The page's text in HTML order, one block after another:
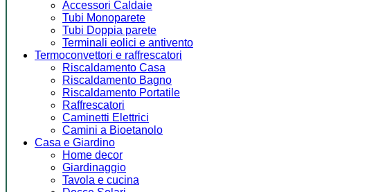
Accessori Caldaie
Tubi Monoparete
Tubi Doppia parete
Terminali eolici e antivento
Termoconvettori e raffrescatori
Riscaldamento Casa
Riscaldamento Bagno
Riscaldamento Portatile
Raffrescatori
Caminetti Elettrici
Camini a Bioetanolo
Casa e Giardino
Home decor
Giardinaggio
Tavola e cucina